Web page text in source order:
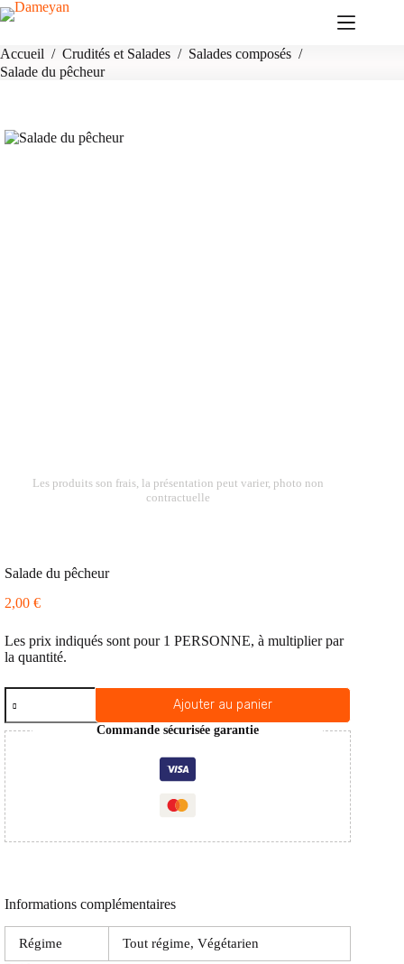
Passer
au
Accueil / Crudités et Salades / Salades composés /
Salade du pêcheur
Les produits son frais, la présentation peut varier, photo non
contractuelle
Salade du pêcheur
2,00 €
Les prix indiqués sont pour 1 PERSONNE, à multiplier par
la quantité.
quantité
de
Salade
du
pêcheur
Ajouter au panier
Commande sécurisée garantie
Informations complémentaires
Régime Tout régime, Végétarien